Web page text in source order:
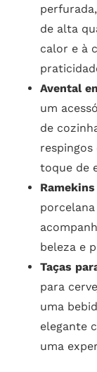
de alta
calor e à
Avental
um
de
respingos
toque de
beleza e
Taças
para
uma
elegante
uma